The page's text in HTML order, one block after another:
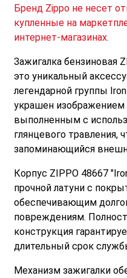
Бренд Zippo не несет
купленные на
интернет-магазинах.
Зажигалка бензиновая
это уникальный
легендарной группы
украшен
выполненным с
глянцевого
запоминающийся
Корпус ZIPPO 48667
прочной латуни с
обеспечивающим
повреждениям.
конструкция
длительный срок
Механизм зажигалки